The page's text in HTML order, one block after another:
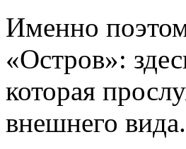
Именно
«Остров»:
которая
внешнего вида.